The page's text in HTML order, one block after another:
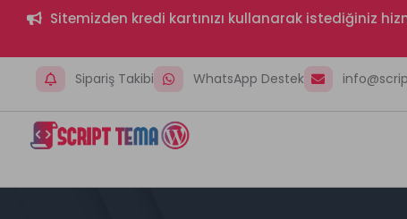
Sitemizden kredi kartınızı kullanarak istediğiniz
Sipariş Takibi WhatsApp Destek